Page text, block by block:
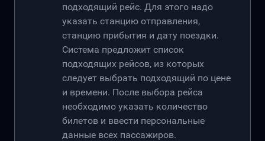
подходящий рейс. Для этого надо
указать станцию отправления,
станцию прибытия и дату поездки.
Система предложит список
подходящих рейсов, из которых
следует выбрать подходящий по цене
и времени. После выбора рейса
необходимо указать количество
билетов и ввести персональные
данные всех пассажиров.